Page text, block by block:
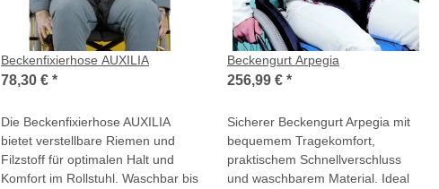
Beckenfixierhose AUXILIA
78,30 € *
Die Beckenfixierhose AUXILIA
bietet verstellbare Riemen und
Filzstoff für optimalen Halt und
Komfort im Rollstuhl. Waschbar bis
Beckengurt Arpegia
256,99 € *
Sicherer Beckengurt Arpegia mit
bequemem Tragekomfort,
praktischem Schnellverschluss
und waschbarem Material. Ideal